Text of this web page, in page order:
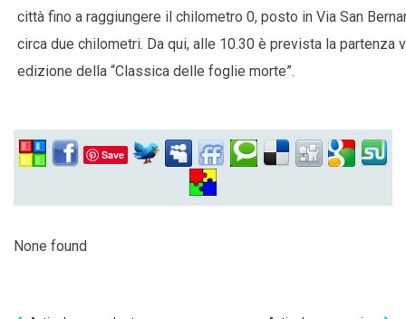
città fino a raggiungere il chilometro 0, posto in Via San
circa due chilometri. Da qui, alle 10.30 è prevista la partenza
edizione della “Classica delle foglie morte”.
Save
None found